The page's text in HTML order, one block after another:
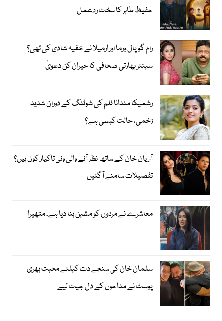
حفیظ طاہر کا سخت ردعمل
رام گوپال ورما اور ارمیلا نے خفیہ شادی کی تھی؟
سینئر بھارتی صحافی کا حیران کن دعویٰ
رشمیکا مندانا فلم کی شوٹنگ کے دوران شدید
زخمی، حالت کیسی ہے؟
آریان خان کے ساتھ نظر آنے والی ونی تاکیار کون ہیں؟
تفصیلات سامنے آگئیں
معاشرے نے مردوں کو مشین بنا دیا ہے، متھیرا
سلمان خان کی سنجے دت کیلئے محبت بھری
پوسٹ نے مداحوں کے دل جیت لیے